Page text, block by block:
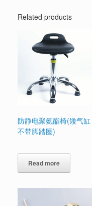
Related products
防静电聚氨酯椅(矮气缸
不带脚踏圈)
Read more